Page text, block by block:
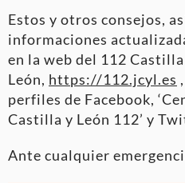
Estos y otros consejos,
informaciones
en la web del 112
León, https://112.jcyl.es
perfiles de Facebook,
Castilla y León 112’ y
Ante cualquier